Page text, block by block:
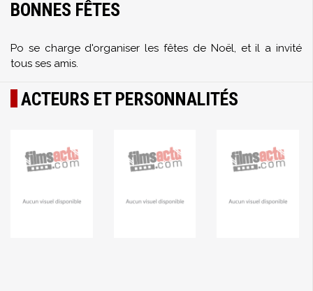
BONNES FÊTES
Po se charge d'organiser les fêtes de Noël, et il a invité
tous ses amis.
ACTEURS ET PERSONNALITÉS